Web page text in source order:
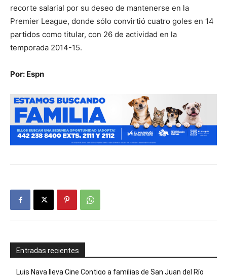
recorte salarial por su deseo de mantenerse en la
Premier League, donde sólo convirtió cuatro goles en 14
partidos como titular, con 26 de actividad en la
temporada 2014-15.
Por: Espn
Entradas recientes
Luis Nava lleva Cine Contigo a familias de San Juan del Río